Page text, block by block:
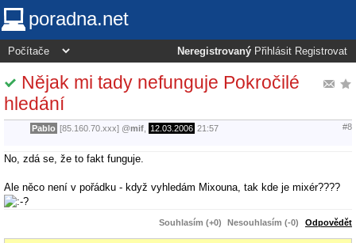
poradna.net
Neregistrovaný Přihlásit Registrovat
Nějak mi tady nefunguje Pokročilé
hledání
Pablo [85.160.70.xxx] @mif 12.03.2006 21:57 #8
No, zdá se, že to fakt funguje.
Ale něco není v pořádku - když vyhledám Mixouna, tak kde je mixér????
Souhlasím (+0) Nesouhlasím (-0) Odpovědět